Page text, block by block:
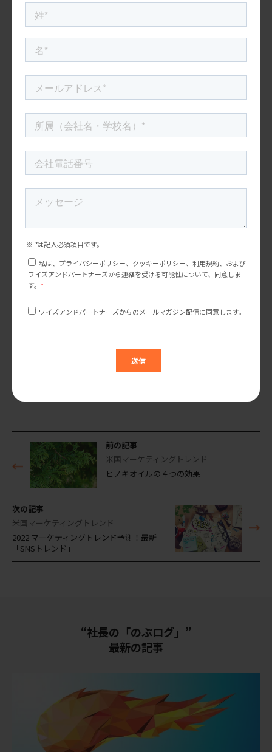
と言われています。そんななか、ソ
ーシャルメディア上ではワク […]
社長の「のぶログ」
コロナ禍の日本食事情：かっぱえ
びせんがアメリカの日系スーパー
から消えた？
私たちアメリカに住む日本人にと
って、日系のスーパーマーケットは
文字通り生命線である。 オフィス
のあるアーバイン市には、Mitsuwa
Market Placeがあり、近隣にはToky
米国マーケティングトレンド研究会
2021.08.24
アメリカの新型コロナウィルス対
策：ブースターショットの推奨と
問題点とは？
アメリカの専門家は、新型コロナ
ウィルスのワクチンをすでに接種
した人へのブースター注射を承認
するよう、アメリカ食品医薬品局
受けら […]
１ヶ月に１回、マーケティングトレンドやセミナー情報をお届け
しています。ぜひご登録ください！
に必須項目をご入力ください。24時間以内に回答いたします。
前の記事
米国マーケティングトレンド
ヒノキオイルの４つの効果
次の記事
米国マーケティングトレンド
2022 マーケティングトレンド予測！最新
「SNSトレンド」
“社長の「のぶログ」”
最新の記事